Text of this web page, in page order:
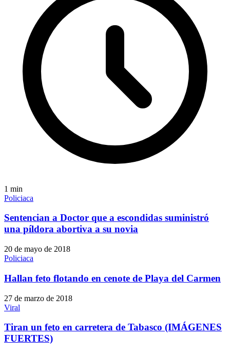
1 min
Policiaca
Sentencian a Doctor que a escondidas suministró
una píldora abortiva a su novia
20 de mayo de 2018
Policiaca
Hallan feto flotando en cenote de Playa del Carmen
27 de marzo de 2018
Viral
Tiran un feto en carretera de Tabasco (IMÁGENES
FUERTES)